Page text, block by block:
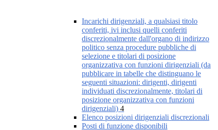
Incarichi dirigenziali, a qualsiasi titolo
conferiti, ivi inclusi quelli conferiti
discrezionalmente dall'organo di indirizzo
politico senza procedure pubbliche di
selezione e titolari di posizione
organizzativa con funzioni dirigenziali (da
pubblicare in tabelle che distinguano le
seguenti situazioni: dirigenti, dirigenti
individuati discrezionalmente, titolari di
posizione organizzativa con funzioni
dirigenziali) 4
Elenco posizioni dirigenziali discrezionali
Posti di funzione disponibili